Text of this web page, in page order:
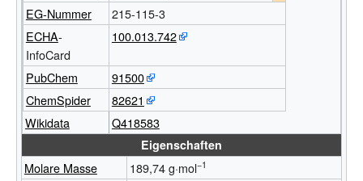
EG-Nummer
215-115-3
ECHA-
InfoCard
100.013.742
PubChem
91500
ChemSpider
82621
Wikidata
Q418583
Eigenschaften
Molare Masse 189,74 g·mol−1